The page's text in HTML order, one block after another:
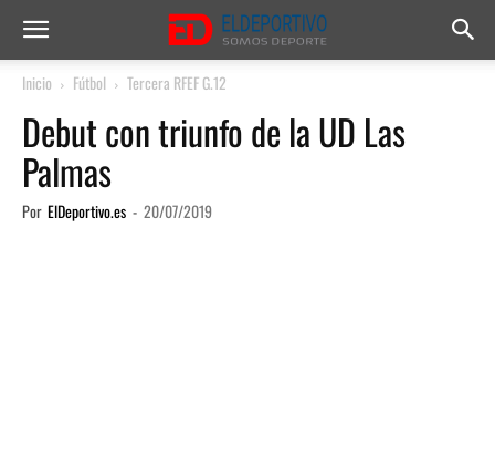
Inicio Fútbol Tercera RFEF G.12
Debut con triunfo de la UD Las
Palmas
Por ElDeportivo.es - 20/07/2019